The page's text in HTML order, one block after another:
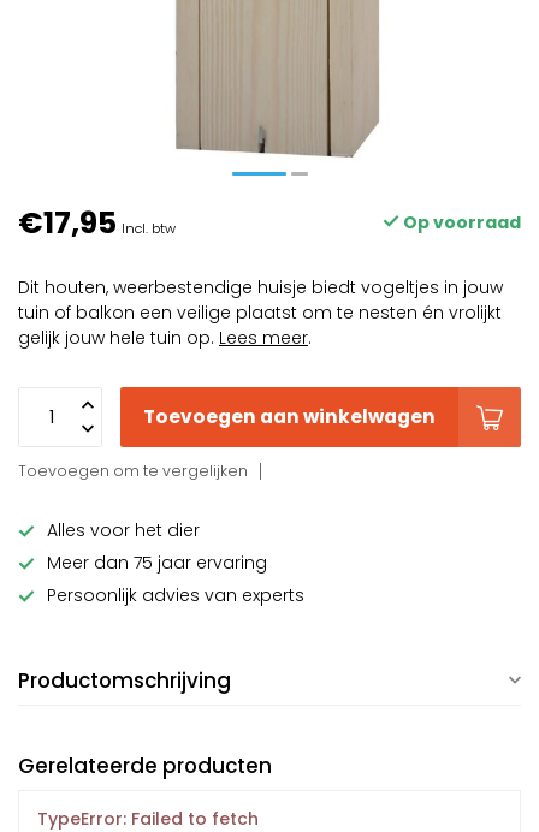
€17,95 Incl. btw Op voorraad
Dit houten, weerbestendige huisje biedt vogeltjes in jouw
tuin of balkon een veilige plaatst om te nesten én vrolijkt
gelijk jouw hele tuin op. Lees meer.
Toevoegen aan winkelwagen
Toevoegen om te vergelijken
Alles voor het dier
Meer dan 75 jaar ervaring
Persoonlijk advies van experts
Productomschrijving
Gerelateerde producten
TypeError: Failed to fetch